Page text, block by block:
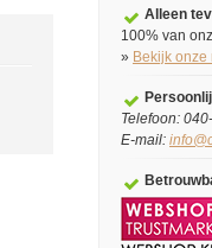
Alleen
100% van
» Bekijk
Telefoon:
E-mail: